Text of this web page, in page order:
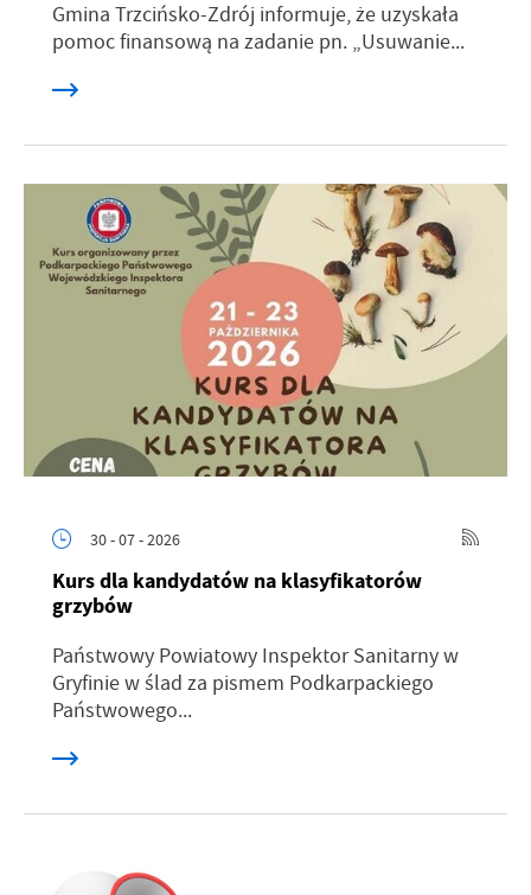
Gmina Trzcińsko-Zdrój informuje, że uzyskała
pomoc finansową na zadanie pn. „Usuwanie...
30 - 07 - 2026
Kurs dla kandydatów na klasyfikatorów
grzybów
Państwowy Powiatowy Inspektor Sanitarny w
Gryfinie w ślad za pismem Podkarpackiego
Państwowego...